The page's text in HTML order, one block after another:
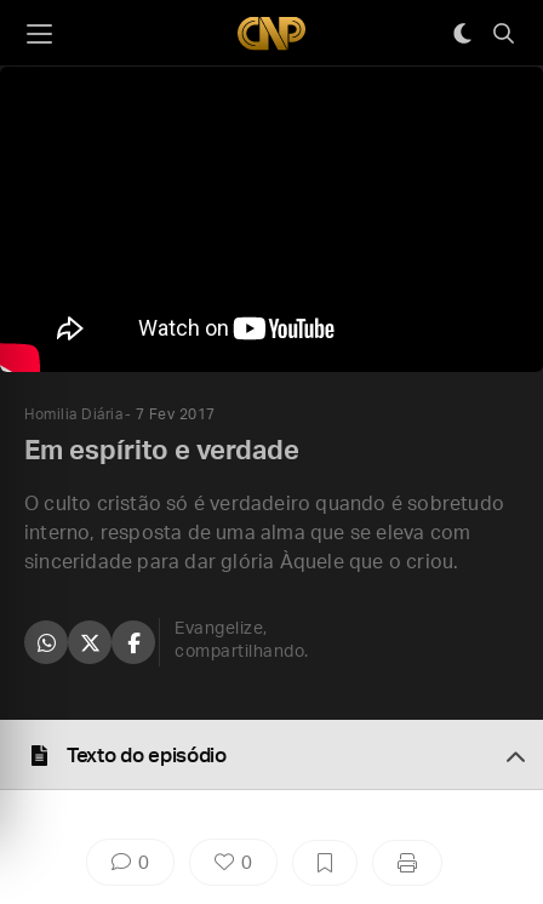
Homilia Diária 7 Fev 2017
Em espírito e verdade
O culto cristão só é verdadeiro quando é sobretudo
interno, resposta de uma alma que se eleva com
sinceridade para dar glória Àquele que o criou.
Evangelize,
compartilhando.
Texto do episódio
0 0